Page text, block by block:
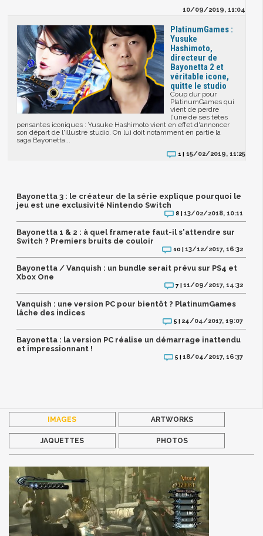
10/09/2019, 11:04
PlatinumGames :
Yusuke
Hashimoto,
directeur de
Bayonetta 2 et
véritable icone,
quitte le studio
Coup dur pour
PlatinumGames qui
vient de perdre
l'une de ses têtes
pensantes iconiques : Yusuke Hashimoto vient en effet d'annoncer
son départ de l'illustre studio. On lui doit notamment en partie la
saga Bayonetta...
1 | 15/02/2019, 11:25
Bayonetta 3 : le créateur de la série explique pourquoi le
jeu est une exclusivité Nintendo Switch
8 |13/02/2018, 10:11
Bayonetta 1 & 2 : à quel framerate faut-il s'attendre sur
Switch ? Premiers bruits de couloir
10 |13/12/2017, 16:32
Bayonetta / Vanquish : un bundle serait prévu sur PS4 et
Xbox One
7 |11/09/2017, 14:32
Vanquish : une version PC pour bientôt ? PlatinumGames
lâche des indices
5 | 24/04/2017, 19:07
Bayonetta : la version PC réalise un démarrage inattendu
et impressionnant !
5 |18/04/2017, 16:37
IMAGES ARTWORKS
JAQUETTES PHOTOS